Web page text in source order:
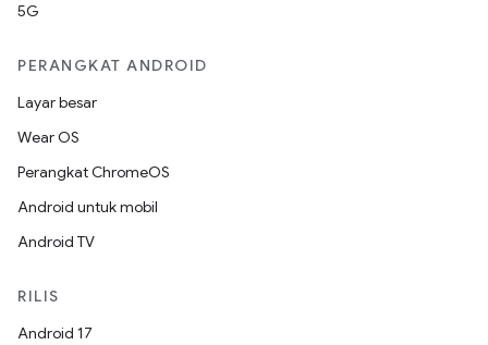
5G
PERANGKAT ANDROID
Layar besar
Wear OS
Perangkat ChromeOS
Android untuk mobil
Android TV
RILIS
Android 17